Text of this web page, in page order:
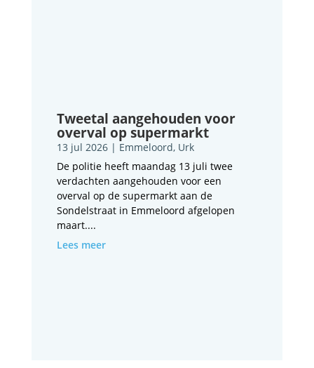
Tweetal aangehouden voor
overval op supermarkt
13 jul 2026| Emmeloord, Urk
De politie heeft maandag 13 juli twee
verdachten aangehouden voor een
overval op de supermarkt aan de
Sondelstraat in Emmeloord afgelopen
maart....
Lees meer